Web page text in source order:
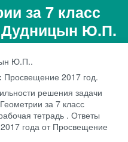
за 7 класс
Дудницын Ю.П.
Ю.П..
Просвещение 2017 год.
решения задачи
за 7 класс
тетрадь . Ответы
года от Просвещение